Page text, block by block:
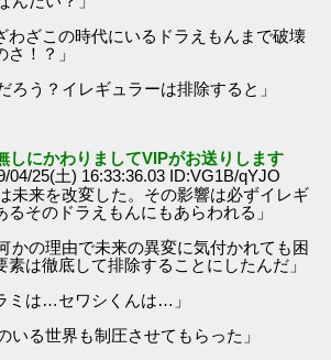
わざこの時代にいるドラえもんまで破壊
！？」
ろう？イレギュラーは排除すると」
しにかわりましてVIPがお送りします
04/25(土) 16:33:36.03 ID:VG1B/qYJO
未来を改変した。その影響は必ずイレギ
るそのドラえもんにもあらわれる」
かの理由で未来の異変に気付かれても困
素は徹底して排除することにしたんだ」
ミは…セワシくんは…」
いる世界も制圧させてもらった」